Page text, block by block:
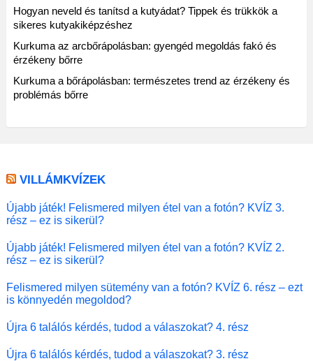
Hogyan neveld és tanítsd a kutyádat? Tippek és trükkök a
sikeres kutyakiképzéshez
Kurkuma az arcbőrápolásban: gyengéd megoldás fakó és
érzékeny bőrre
Kurkuma a bőrápolásban: természetes trend az érzékeny és
problémás bőrre
VILLÁMKVÍZEK
Újabb játék! Felismered milyen étel van a fotón? KVÍZ 3.
rész – ez is sikerül?
Újabb játék! Felismered milyen étel van a fotón? KVÍZ 2.
rész – ez is sikerül?
Felismered milyen sütemény van a fotón? KVÍZ 6. rész – ezt
is könnyedén megoldod?
Újra 6 találós kérdés, tudod a válaszokat? 4. rész
Újra 6 találós kérdés, tudod a válaszokat? 3. rész